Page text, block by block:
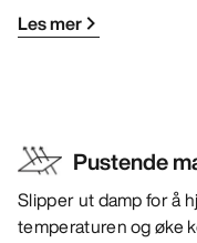
Les mer
Pustende
Slipper ut damp for å
temperaturen og øke